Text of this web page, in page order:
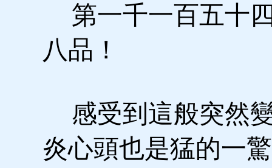
第一千一百五十
八品！
感受到這般突然
炎心頭也是猛的一